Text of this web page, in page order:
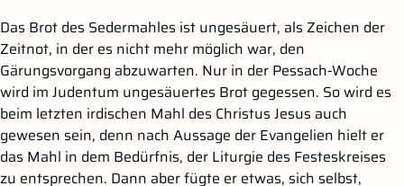
Das Brot des Sedermahles ist ungesäuert, als Zeichen der
Zeitnot, in der es nicht mehr möglich war, den
Gärungsvorgang abzuwarten. Nur in der Pessach-Woche
wird im Judentum ungesäuertes Brot gegessen. So wird es
beim letzten irdischen Mahl des Christus Jesus auch
gewesen sein, denn nach Aussage der Evangelien hielt er
das Mahl in dem Bedürfnis, der Liturgie des Festeskreises
zu entsprechen. Dann aber fügte er etwas, sich selbst,